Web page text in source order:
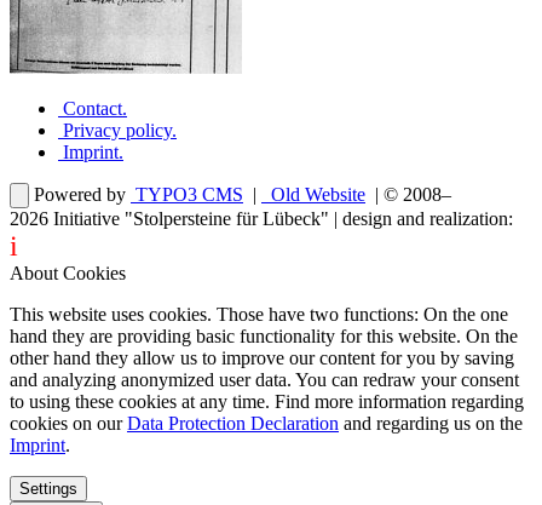
Contact.
Privacy policy.
Imprint.
Powered by TYPO3 CMS | Old Website | © 2008–
2026 Initiative "Stolpersteine für Lübeck" | design and realization:
i
About Cookies
This website uses cookies. Those have two functions: On the one
hand they are providing basic functionality for this website. On the
other hand they allow us to improve our content for you by saving
and analyzing anonymized user data. You can redraw your consent
to using these cookies at any time. Find more information regarding
cookies on ourData Protection Declaration and regarding us on the
Imprint.
Settings